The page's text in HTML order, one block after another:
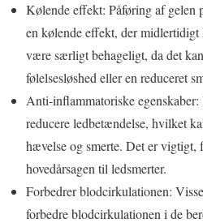
Kølende effekt: Påføring af gelen
en kølende effekt, der
være særligt behageligt, da det
følelsesløshed eller en reduceret
Anti-inflammatoriske
reducere ledbetændelse, hvilket
hævelse og smerte. Det er
hovedårsagen til ledsmerter.
Forbedrer blodcirkulationen:
forbedre blodcirkulationen i de